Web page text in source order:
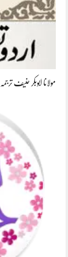
مولانا ابوبکر حنیف ترجمہ